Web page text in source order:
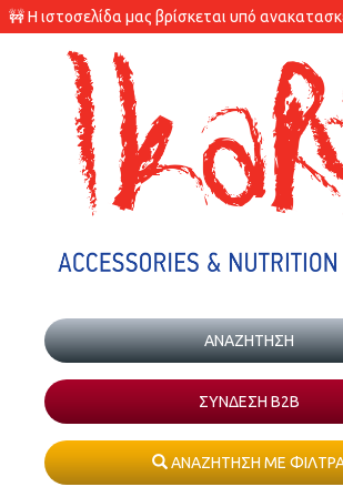
🚧 Η ιστοσελίδα μας βρίσκεται υπό
υπάρχουν διαφορές στις διαθεσιμότητες
ΣΥΝΔΕΣΗ Β2Β
ΑΝΑΖΗΤΗΣΗ ΜΕ